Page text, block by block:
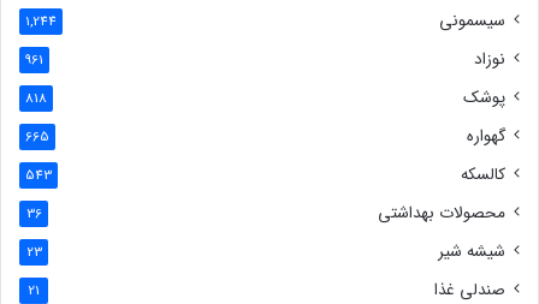
سیسمونی 1,244
نوزاد 961
پوشک 818
گهواره 665
کالسکه 543
محصولات بهداشتی 36
شیشه شیر 23
صندلی غذا 21